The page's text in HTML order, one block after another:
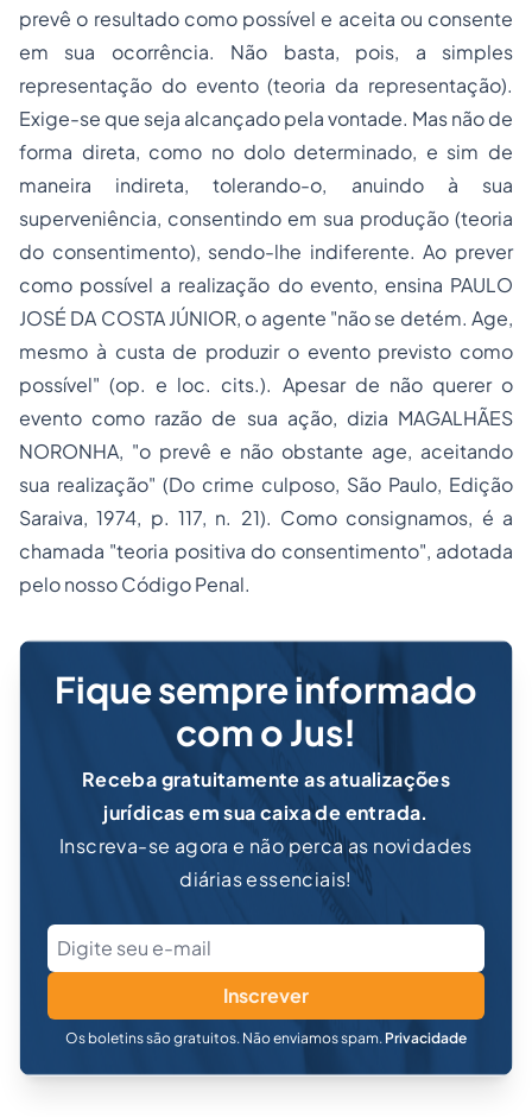
prevê o resultado como possível e aceita ou consente
em sua ocorrência. Não basta, pois, a simples
representação do evento (teoria da representação).
Exige-se que seja alcançado pela vontade. Mas não de
forma direta, como no dolo determinado, e sim de
maneira indireta, tolerando-o, anuindo à sua
superveniência, consentindo em sua produção (teoria
do consentimento), sendo-lhe indiferente. Ao prever
como possível a realização do evento, ensina PAULO
JOSÉ DA COSTA JÚNIOR, o agente "não se detém. Age,
mesmo à custa de produzir o evento previsto como
possível" (op. e loc. cits.). Apesar de não querer o
evento como razão de sua ação, dizia MAGALHÃES
NORONHA, "o prevê e não obstante age, aceitando
sua realização" (Do crime culposo, São Paulo, Edição
Saraiva, 1974, p. 117, n. 21). Como consignamos, é a
chamada "teoria positiva do consentimento", adotada
pelo nosso Código Penal.
Fique sempre informado
com o Jus!
Receba gratuitamente as atualizações
jurídicas em sua caixa de entrada.
Inscreva-se agora e não perca as novidades
diárias essenciais!
Inscrever
Os boletins são gratuitos. Não enviamos spam. Privacidade